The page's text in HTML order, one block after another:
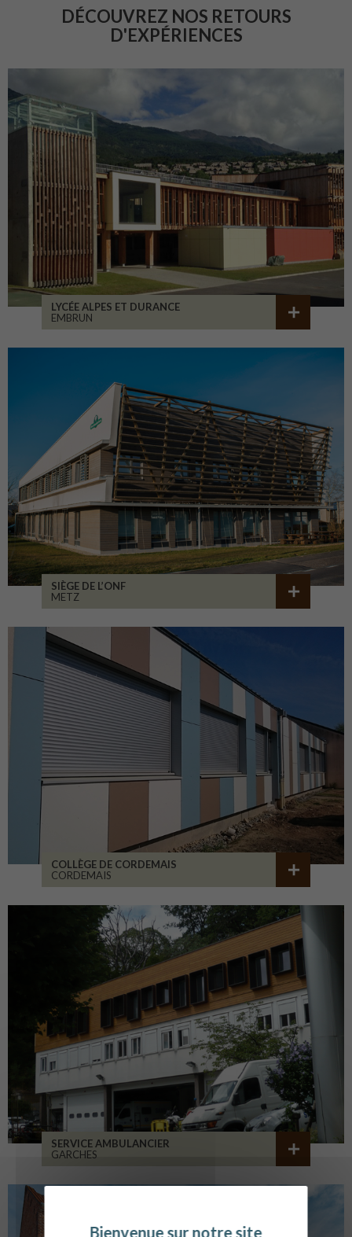
DÉCOUVREZ NOS RETOURS
D'EXPÉRIENCES
LYCÉE ALPES ET DURANCE
EMBRUN
SIÈGE DE L’ONF
METZ
COLLÈGE DE CORDEMAIS
CORDEMAIS
SERVICE AMBULANCIER
GARCHES